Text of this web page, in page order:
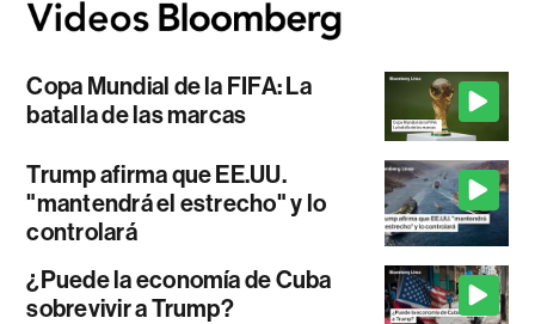
Copa Mundial de la FIFA: La
batalla de las marcas
Trump afirma que EE.UU.
"mantendrá el estrecho" y lo
controlará
¿Puede la economía de Cuba
sobrevivir a Trump?